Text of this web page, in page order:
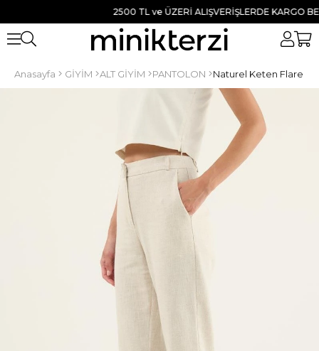
2500 TL ve ÜZERİ ALIŞVERİŞLERDE KARGO
Anasayfa GİYİM ALT GİYİM PANTOLON Naturel Keten Flare